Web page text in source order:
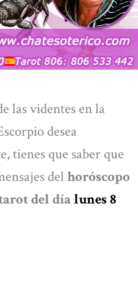
las videntes en la
desea
tienes que saber que
del horóscopo
del díalunes 8